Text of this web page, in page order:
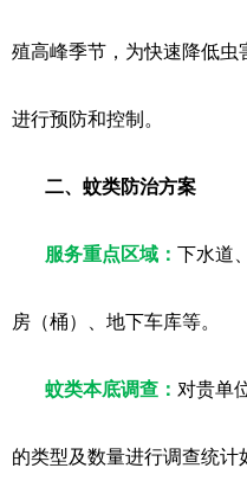
殖高峰季节，为快速降低虫
进行预防和控制。
二、蚊类防治方案
服务重点区域： 下水道
房（桶）、地下车库等。
蚊类本底调查： 对贵单
的类型及数量进行调查统